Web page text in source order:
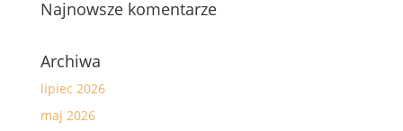
Najnowsze komentarze
Archiwa
lipiec 2026
maj 2026